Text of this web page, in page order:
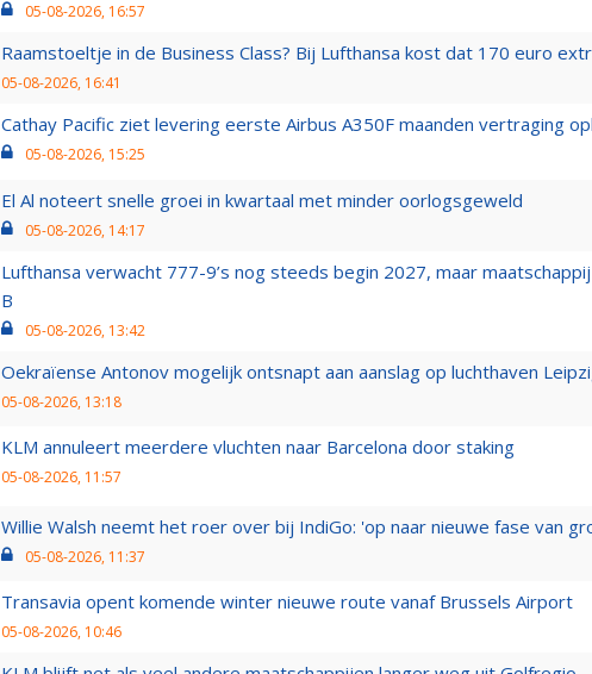
05-08-2026, 16:57
Raamstoeltje in de Business Class? Bij Lufthansa kost dat 170 euro
05-08-2026, 16:41
Cathay Pacific ziet levering eerste Airbus A350F maanden vertraging
05-08-2026, 15:25
El Al noteert snelle groei in kwartaal met minder oorlogsgeweld
05-08-2026, 14:17
Lufthansa verwacht 777-9’s nog steeds begin 2027, maar
B
05-08-2026, 13:42
Oekraïense Antonov mogelijk ontsnapt aan aanslag op luchthaven
05-08-2026, 13:18
KLM annuleert meerdere vluchten naar Barcelona door staking
05-08-2026, 11:57
Willie Walsh neemt het roer over bij IndiGo: 'op naar nieuwe fase van
05-08-2026, 11:37
Transavia opent komende winter nieuwe route vanaf Brussels Airport
05-08-2026, 10:46